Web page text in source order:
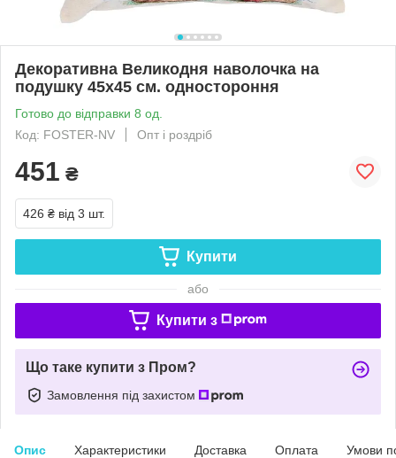
Декоративна Великодня наволочка на
подушку 45х45 см. одностороння
Готово до відправки 8 од.
Код: FOSTER-NV
Опт і роздріб
451 ₴
426 ₴ від 3 шт.
Купити
або
Купити з
Що таке купити з Пром?
Замовлення під захистом
Опис Характеристики Доставка Оплата Умови